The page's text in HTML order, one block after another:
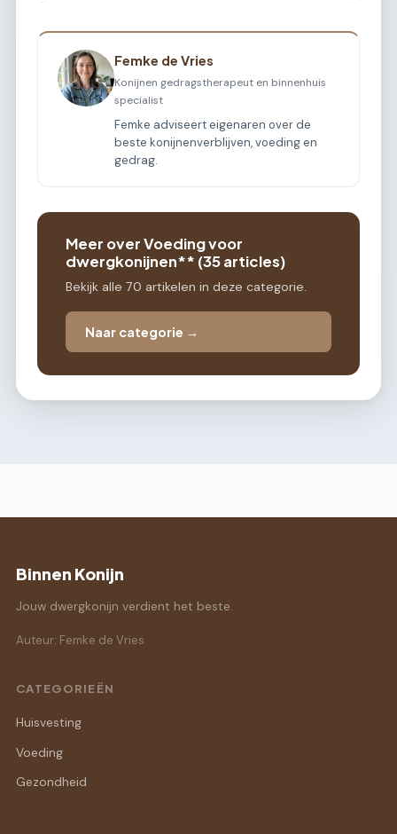
Femke de Vries
Konijnen gedragstherapeut en binnenhuis
specialist
Femke adviseert eigenaren over de
beste konijnenverblijven, voeding en
gedrag.
Meer over Voeding voor
dwergkonijnen** (35 articles)
Bekijk alle 70 artikelen in deze categorie.
Naar categorie →
Binnen Konijn
Jouw dwergkonijn verdient het beste.
Auteur: Femke de Vries
CATEGORIEËN
Huisvesting
Voeding
Gezondheid